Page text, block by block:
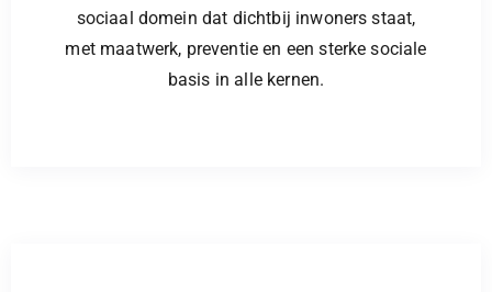
sociaal domein dat dichtbij inwoners staat,
met maatwerk, preventie en een sterke sociale
basis in alle kernen.